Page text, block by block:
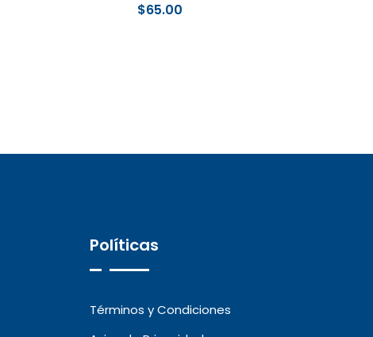
$65.00
Políticas
Términos y Condiciones